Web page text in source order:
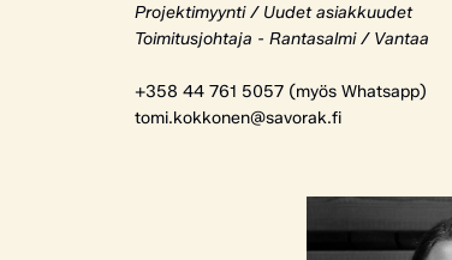
Projektimyynti / Uudet asiakkuudet
Toimitusjohtaja - Rantasalmi / Vantaa
+358 44 761 5057 (myös Whatsapp)
tomi.kokkonen@savorak.fi